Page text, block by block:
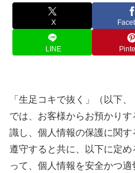
X
LINE
「生足コキで抜く」（以下
では、お客様からお預かり
識し、個人情報の保護に関
遵守すると共に、以下に定
って、個人情報を安全かつ